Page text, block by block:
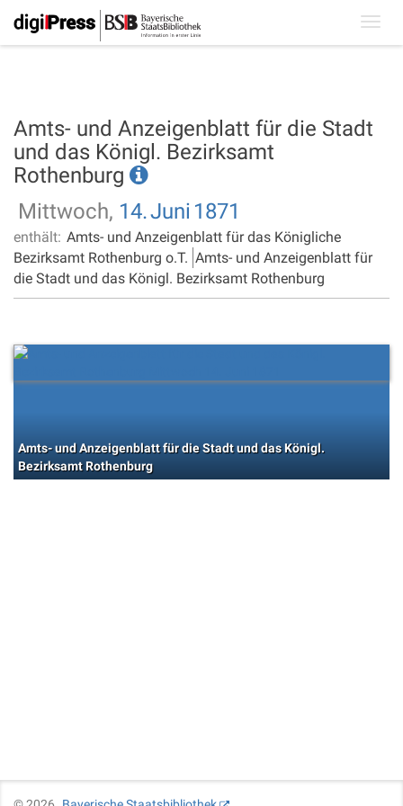
Amts- und Anzeigenblatt für die Stadt
und das Königl. Bezirksamt
Rothenburg
Mittwoch, 14.Juni 1871
enthält: Amts- und Anzeigenblatt für das Königliche
Bezirksamt Rothenburg o.T. Amts- und Anzeigenblatt für
die Stadt und das Königl. Bezirksamt Rothenburg
Amts- und Anzeigenblatt für die Stadt und das Königl.
Bezirksamt Rothenburg